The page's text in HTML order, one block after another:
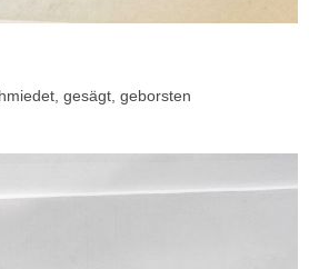
gesägt, geborsten